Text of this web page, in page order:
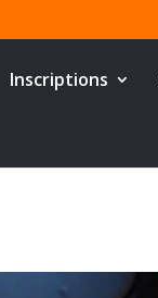
Inscriptions